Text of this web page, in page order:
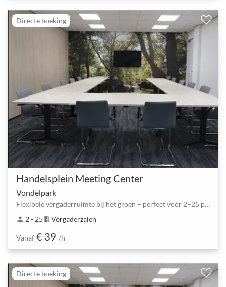
Directe boeking
Handelsplein Meeting Center
Vondelpark
Flexibele vergaderruimte bij het groen – perfect voor 2–25 personen
person 2 - 25 meeting_room Vergaderzalen
Vanaf € 39 /h
Directe boeking